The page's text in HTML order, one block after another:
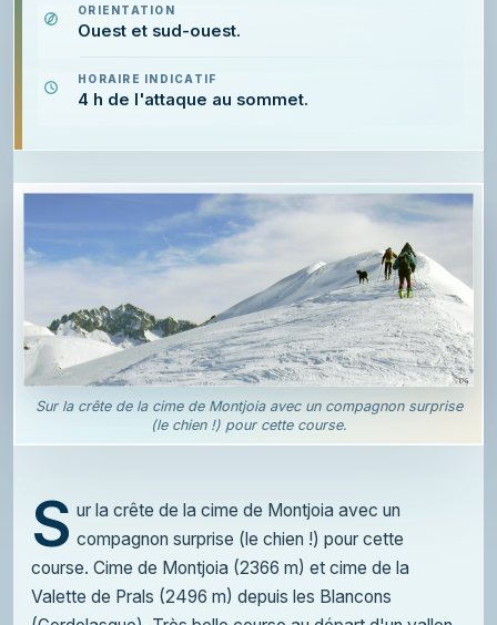
ORIENTATION
Ouest et sud-ouest.
HORAIRE INDICATIF
4 h de l'attaque au sommet.
Sur la crête de la cime de Montjoia avec un compagnon surprise
(le chien !) pour cette course.
S ur la crête de la cime de Montjoia avec un
compagnon surprise (le chien !) pour cette
course. Cime de Montjoia (2366 m) et cime de la
Valette de Prals (2496 m) depuis les Blancons